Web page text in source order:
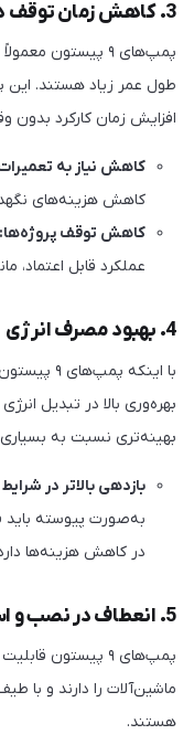
3. کاهش زمان توقف دستگاه‌ها
پمپ‌های ۹ پیستون
طول عمر زیاد هستند. این
افزایش زمان کارکرد بدون
کاهش نیاز به
کاهش هزینه‌های
کاهش توقف پروژه‌ها:
عملکرد قابل اعتماد،
4. بهبود مصرف انرژی
با اینکه
بهره‌وری بالا در تبدیل
بهینه‌تری نسبت به
بازدهی بالاتر در
به‌صورت پیوسته
در کاهش هزینه‌ها
5. انعطاف در نصب و استفاده
پمپ‌های ۹ پیستون
ماشین‌آلات را دارند و با
هستند.